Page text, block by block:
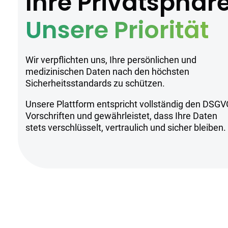
Unsere Priorität
Wir verpflichten uns, Ihre persönlichen und
medizinischen Daten nach den höchsten
Sicherheitsstandards zu schützen.
Unsere Plattform entspricht vollständig den
Vorschriften und gewährleistet, dass Ihre Daten
stets verschlüsselt, vertraulich und sicher bleiben.